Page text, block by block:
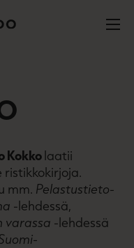
Kokkolaatii
ristikkokirjoja.
mm. Pelastustieto-
-lehdessä,
varassa -lehdessä